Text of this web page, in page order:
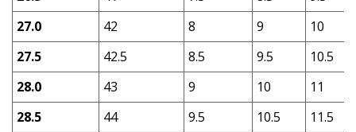
27.0
42 8 9
10
27.5
42.5 8.5 9.5
10.5
28.0
43 9 10
11
28.5
44 9.5 10.5
11.5